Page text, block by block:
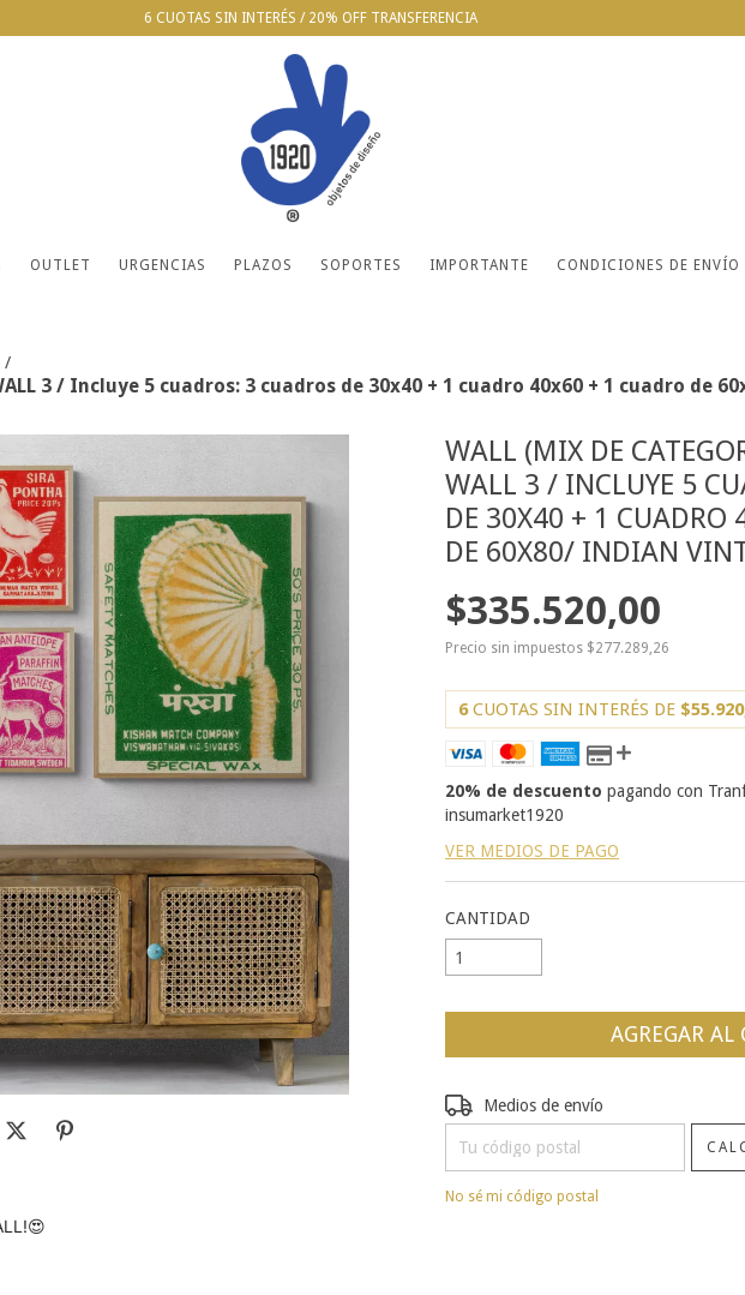
6 CUOTAS SIN INTERÉS / 20% OFF TRANSFERENCIA
OUTLET URGENCIAS PLAZOS SOPORTES IMPORTANTE CONDICIONES DE ENVÍO
/
3 / Incluye 5 cuadros: 3 cuadros de 30x40 + 1 cuadro 40x60 + 1 cuadro de
WALL (MIX DE
WALL 3 / INCLUYE 5
DE 30X40 + 1 CUADRO
DE 60X80/ INDIAN
$335.520,00
Precio sin impuestos $277.289,26
6 CUOTAS SIN INTERÉS DE
20% de descuento pagando con
insumarket1920
VER MEDIOS DE PAGO
CANTIDAD
Entregas para el CP:
Medios de envío
No sé mi código postal